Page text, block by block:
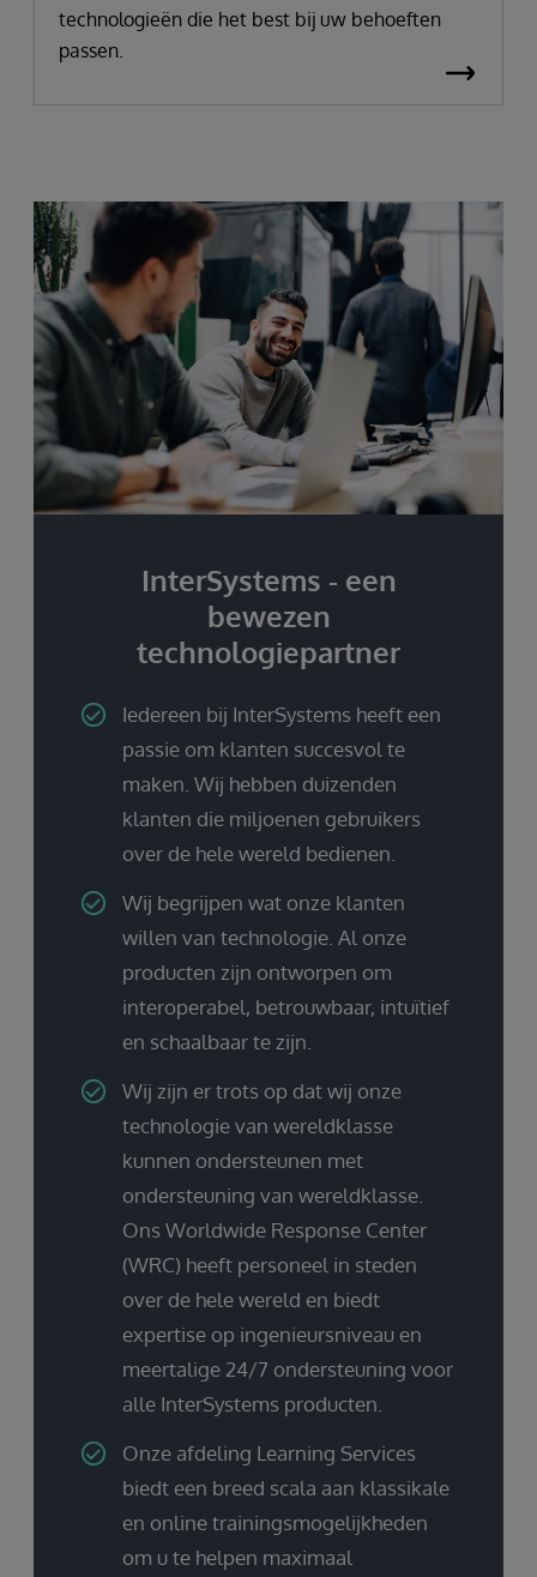
technologieën die het best bij uw behoeften
passen.
InterSystems - een
bewezen
technologiepartner
Iedereen bij InterSystems heeft een
passie om klanten succesvol te
maken. Wij hebben duizenden
klanten die miljoenen gebruikers
over de hele wereld bedienen.
Wij begrijpen wat onze klanten
willen van technologie. Al onze
producten zijn ontworpen om
interoperabel, betrouwbaar, intuïtief
en schaalbaar te zijn.
Wij zijn er trots op dat wij onze
technologie van wereldklasse
kunnen ondersteunen met
ondersteuning van wereldklasse.
Ons Worldwide Response Center
(WRC) heeft personeel in steden
over de hele wereld en biedt
expertise op ingenieursniveau en
meertalige 24/7 ondersteuning voor
alle InterSystems producten.
Onze afdeling Learning Services
biedt een breed scala aan klassikale
en online trainingsmogelijkheden
om u te helpen maximaal